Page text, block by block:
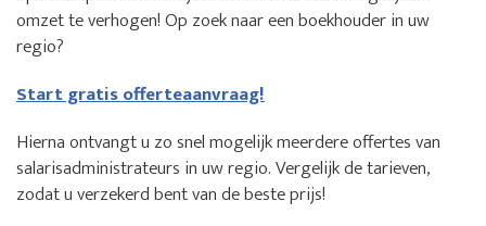
omzet te verhogen! Op zoek naar een boekhouder in uw
regio?
Start gratis offerteaanvraag!
Hierna ontvangt u zo snel mogelijk meerdere offertes van
salarisadministrateurs in uw regio. Vergelijk de tarieven,
zodat u verzekerd bent van de beste prijs!